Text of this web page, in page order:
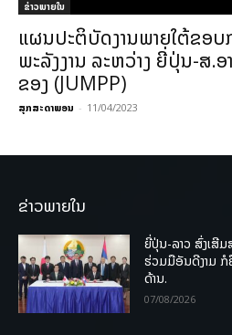
ຂ່າວພາຍ​ໃນ
ແຜນປະຕິບັດງານພາຍໃຕ້ຂອບ
ພະລັງງານ ລະຫວ່າງ ຍີ່ປຸ່ນ-ສ.ອ
ຂອງ (JUMPP)
ສຸກສະດາພອນ - 11/04/2023
ຂ່າວພາຍໃນ
ຍີ່ປຸ່ນ-ລາວ ສົ່ງເສີ
ຮ່ວມມືອັນດີງາມ ກໍ
ດ້ານ.
07/08/2026